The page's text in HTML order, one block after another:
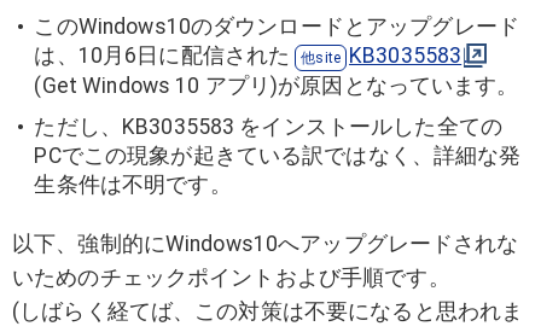
このWindows10のダウンロードとアップグレード
は、10月6日に配信された
KB3035583
(Get Windows 10 アプリ)が原因となっています。
ただし、KB3035583 をインストールした全ての
PCでこの現象が起きている訳ではなく、詳細な発
生条件は不明です。
以下、強制的にWindows10へアップグレードされな
いためのチェックポイントおよび手順です。
(しばらく経てば、この対策は不要になると思われま